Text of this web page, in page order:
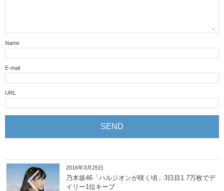
Name
E-mail
URL
2016年3月25日
乃木坂46「ハルジオンが咲く頃」3日目1.7万枚でデ
イリー1位キープ